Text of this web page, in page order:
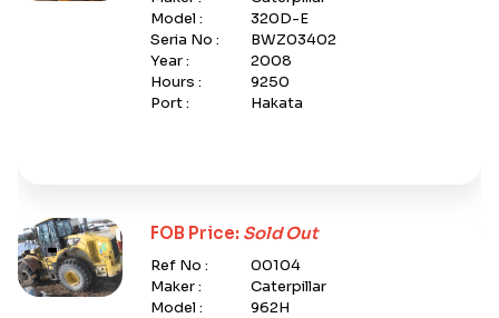
Model :
320D-E
Seria No :
BWZ03402
Year :
2008
Hours :
9250
Port :
Hakata
FOB Price: Sold Out
Ref No :
00104
Maker :
Caterpillar
Model :
962H